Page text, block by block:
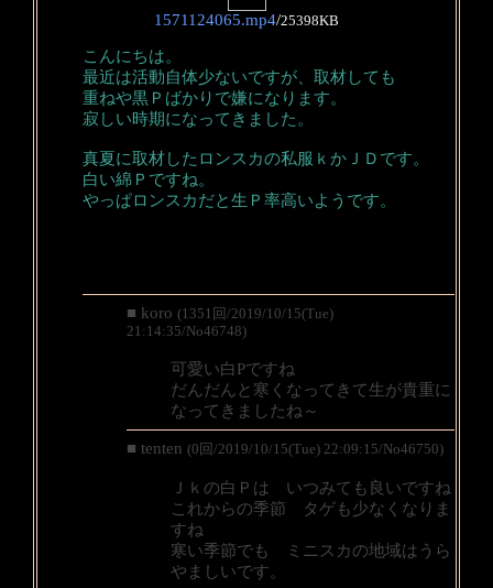
1571124065.mp4/25398KB
こんにちは。
最近は活動自体少ないですが、取材しても
重ねや黒Ｐばかりで嫌になります。
寂しい時期になってきました。
真夏に取材したロンスカの私服ｋかＪＤです。
白い綿Ｐですね。
やっぱロンスカだと生Ｐ率高いようです。
■ koro (1351回/2019/10/15(Tue)
21:14:35/No46748)
可愛い白Pですね
だんだんと寒くなってきて生が貴重に
なってきましたね～
■ tenten (0回/2019/10/15(Tue) 22:09:15/No46750)
Ｊｋの白Ｐは いつみても良いですね
これからの季節 タゲも少なくなりま
すね
寒い季節でも ミニスカの地域はうら
やましいです。